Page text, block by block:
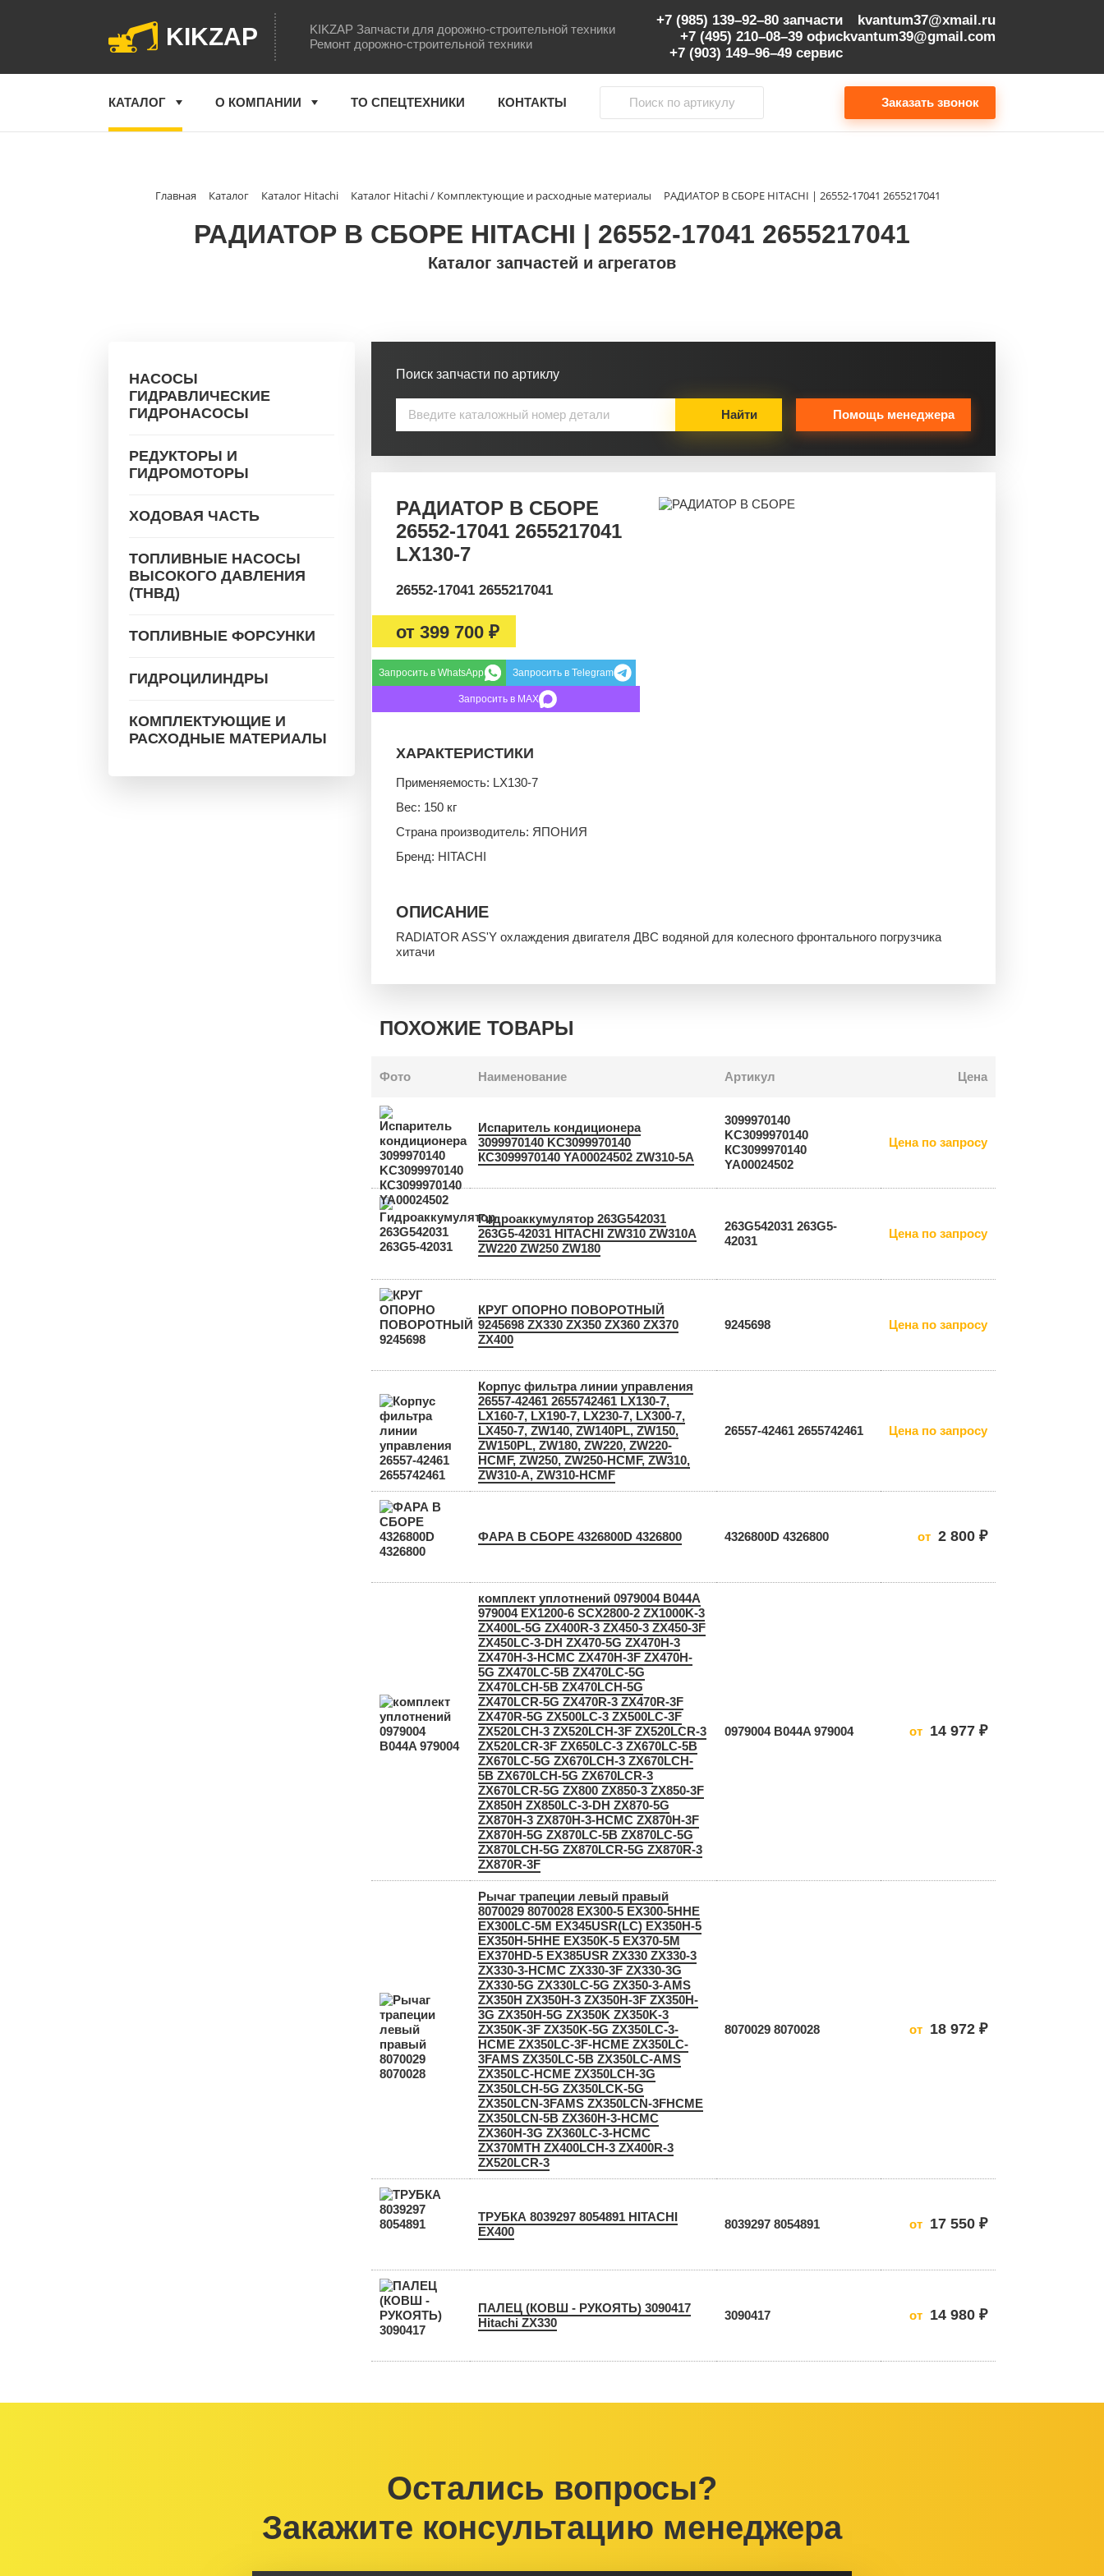
KIKZAP
KIKZAP Запчасти для дорожно-строительной техники
Ремонт дорожно-строительной техники
+7 (985) 139–92–80 запчасти
+7 (495) 210–08–39 офис
+7 (903) 149–96–49 сервис
kvantum37@xmail.ru
kvantum39@gmail.com
КАТАЛОГ О КОМПАНИИ ТО СПЕЦТЕХНИКИ КОНТАКТЫ Заказать звонок
Главная Каталог Каталог Hitachi Каталог Hitachi / Комплектующие и расходные материалы РАДИАТОР В СБОРЕ HITACHI | 26552-17041 2655217041
РАДИАТОР В СБОРЕ HITACHI | 26552-17041 2655217041
Каталог запчастей и агрегатов
НАСОСЫ
ГИДРАВЛИЧЕСКИЕ
ГИДРОНАСОСЫ
РЕДУКТОРЫ И
ГИДРОМОТОРЫ
ХОДОВАЯ ЧАСТЬ
ТОПЛИВНЫЕ НАСОСЫ
ВЫСОКОГО ДАВЛЕНИЯ
(ТНВД)
ТОПЛИВНЫЕ ФОРСУНКИ
ГИДРОЦИЛИНДРЫ
КОМПЛЕКТУЮЩИЕ И
РАСХОДНЫЕ МАТЕРИАЛЫ
Поиск запчасти по артиклу
Найти Помощь менеджера
РАДИАТОР В СБОРЕ
26552-17041 2655217041
LX130-7
26552-17041 2655217041
от 399 700 ₽
Запросить в WhatsApp Запросить в Telegram
Запросить в MAX
ХАРАКТЕРИСТИКИ
Применяемость: LX130-7
Вес: 150 кг
Страна производитель: ЯПОНИЯ
Бренд: HITACHI
ОПИСАНИЕ
RADIATOR ASS'Y охлаждения двигателя ДВС водяной для колесного фронтального погрузчика
хитачи
ПОХОЖИЕ ТОВАРЫ
Фото Наименование Артикул Цена
Испаритель кондиционера
3099970140 KC3099970140
КС3099970140 YA00024502 ZW310-5A
3099970140
KC3099970140
КС3099970140
YA00024502
Цена по запросу
Гидроаккумулятор 263G542031
263G5-42031 HITACHI ZW310 ZW310A
ZW220 ZW250 ZW180
263G542031 263G5-
42031
Цена по запросу
КРУГ ОПОРНО ПОВОРОТНЫЙ
9245698 ZX330 ZX350 ZX360 ZX370
ZX400
9245698 Цена по запросу
Корпус фильтра линии управления
26557-42461 2655742461 LX130-7,
LX160-7, LX190-7, LX230-7, LX300-7,
LX450-7, ZW140, ZW140PL, ZW150,
ZW150PL, ZW180, ZW220, ZW220-
HCMF, ZW250, ZW250-HCMF, ZW310,
ZW310-A, ZW310-HCMF
26557-42461 2655742461 Цена по запросу
ФАРА В СБОРЕ 4326800D 4326800 4326800D 4326800 от 2 800 ₽
комплект уплотнений 0979004 B044A
979004 EX1200-6 SCX2800-2 ZX1000K-3
ZX400L-5G ZX400R-3 ZX450-3 ZX450-3F
ZX450LC-3-DH ZX470-5G ZX470H-3
ZX470H-3-HCMC ZX470H-3F ZX470H-
5G ZX470LC-5B ZX470LC-5G
ZX470LCH-5B ZX470LCH-5G
ZX470LCR-5G ZX470R-3 ZX470R-3F
ZX470R-5G ZX500LC-3 ZX500LC-3F
ZX520LCH-3 ZX520LCH-3F ZX520LCR-3
ZX520LCR-3F ZX650LC-3 ZX670LC-5B
ZX670LC-5G ZX670LCH-3 ZX670LCH-
5B ZX670LCH-5G ZX670LCR-3
ZX670LCR-5G ZX800 ZX850-3 ZX850-3F
ZX850H ZX850LC-3-DH ZX870-5G
ZX870H-3 ZX870H-3-HCMC ZX870H-3F
ZX870H-5G ZX870LC-5B ZX870LC-5G
ZX870LCH-5G ZX870LCR-5G ZX870R-3
ZX870R-3F
0979004 B044A 979004 от 14 977 ₽
Рычаг трапеции левый правый
8070029 8070028 EX300-5 EX300-5HHE
EX300LC-5M EX345USR(LC) EX350H-5
EX350H-5HHE EX350K-5 EX370-5M
EX370HD-5 EX385USR ZX330 ZX330-3
ZX330-3-HCMC ZX330-3F ZX330-3G
ZX330-5G ZX330LC-5G ZX350-3-AMS
ZX350H ZX350H-3 ZX350H-3F ZX350H-
3G ZX350H-5G ZX350K ZX350K-3
ZX350K-3F ZX350K-5G ZX350LC-3-
HCME ZX350LC-3F-HCME ZX350LC-
3FAMS ZX350LC-5B ZX350LC-AMS
ZX350LC-HCME ZX350LCH-3G
ZX350LCH-5G ZX350LCK-5G
ZX350LCN-3FAMS ZX350LCN-3FHCME
ZX350LCN-5B ZX360H-3-HCMC
ZX360H-3G ZX360LC-3-HCMC
ZX370MTH ZX400LCH-3 ZX400R-3
ZX520LCR-3
8070029 8070028 от 18 972 ₽
ТРУБКА 8039297 8054891 HITACHI
EX400
8039297 8054891 от 17 550 ₽
ПАЛЕЦ (КОВШ - РУКОЯТЬ) 3090417
Hitachi ZX330
3090417 от 14 980 ₽
Остались вопросы?
Закажите консультацию менеджера